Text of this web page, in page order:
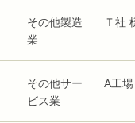
その他製造
業
Ｔ社
その他サー
ビス業
A工